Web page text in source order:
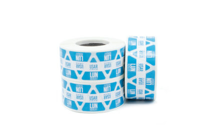
ADD TO CART